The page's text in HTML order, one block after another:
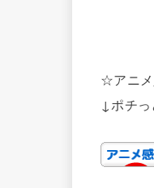
☆アニ
↓ポチ